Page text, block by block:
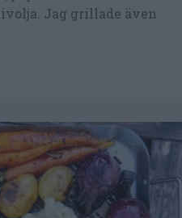
Jag grillade även